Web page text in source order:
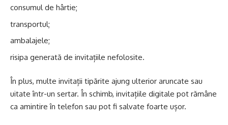
consumul de hârtie;
transportul;
ambalajele;
risipa generată de invitațiile nefolosite.
În plus, multe invitații tipărite ajung ulterior aruncate sau
uitate într-un sertar. În schimb, invitațiile digitale pot rămâne
ca amintire în telefon sau pot fi salvate foarte ușor.